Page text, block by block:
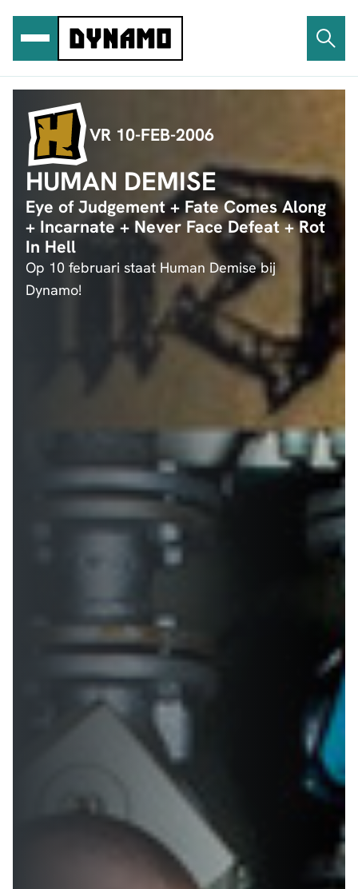
inhoud
VR 10-FEB-2006
HUMAN DEMISE
Eye of Judgement + Fate Comes Along
+ Incarnate + Never Face Defeat + Rot
In Hell
Op 10 februari staat Human Demise bij
Dynamo!